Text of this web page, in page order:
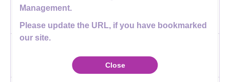
取扱ファンド一覧
取扱ファンド一覧
Management.
Please update the URL, if you have bookmarked
our site.
Close